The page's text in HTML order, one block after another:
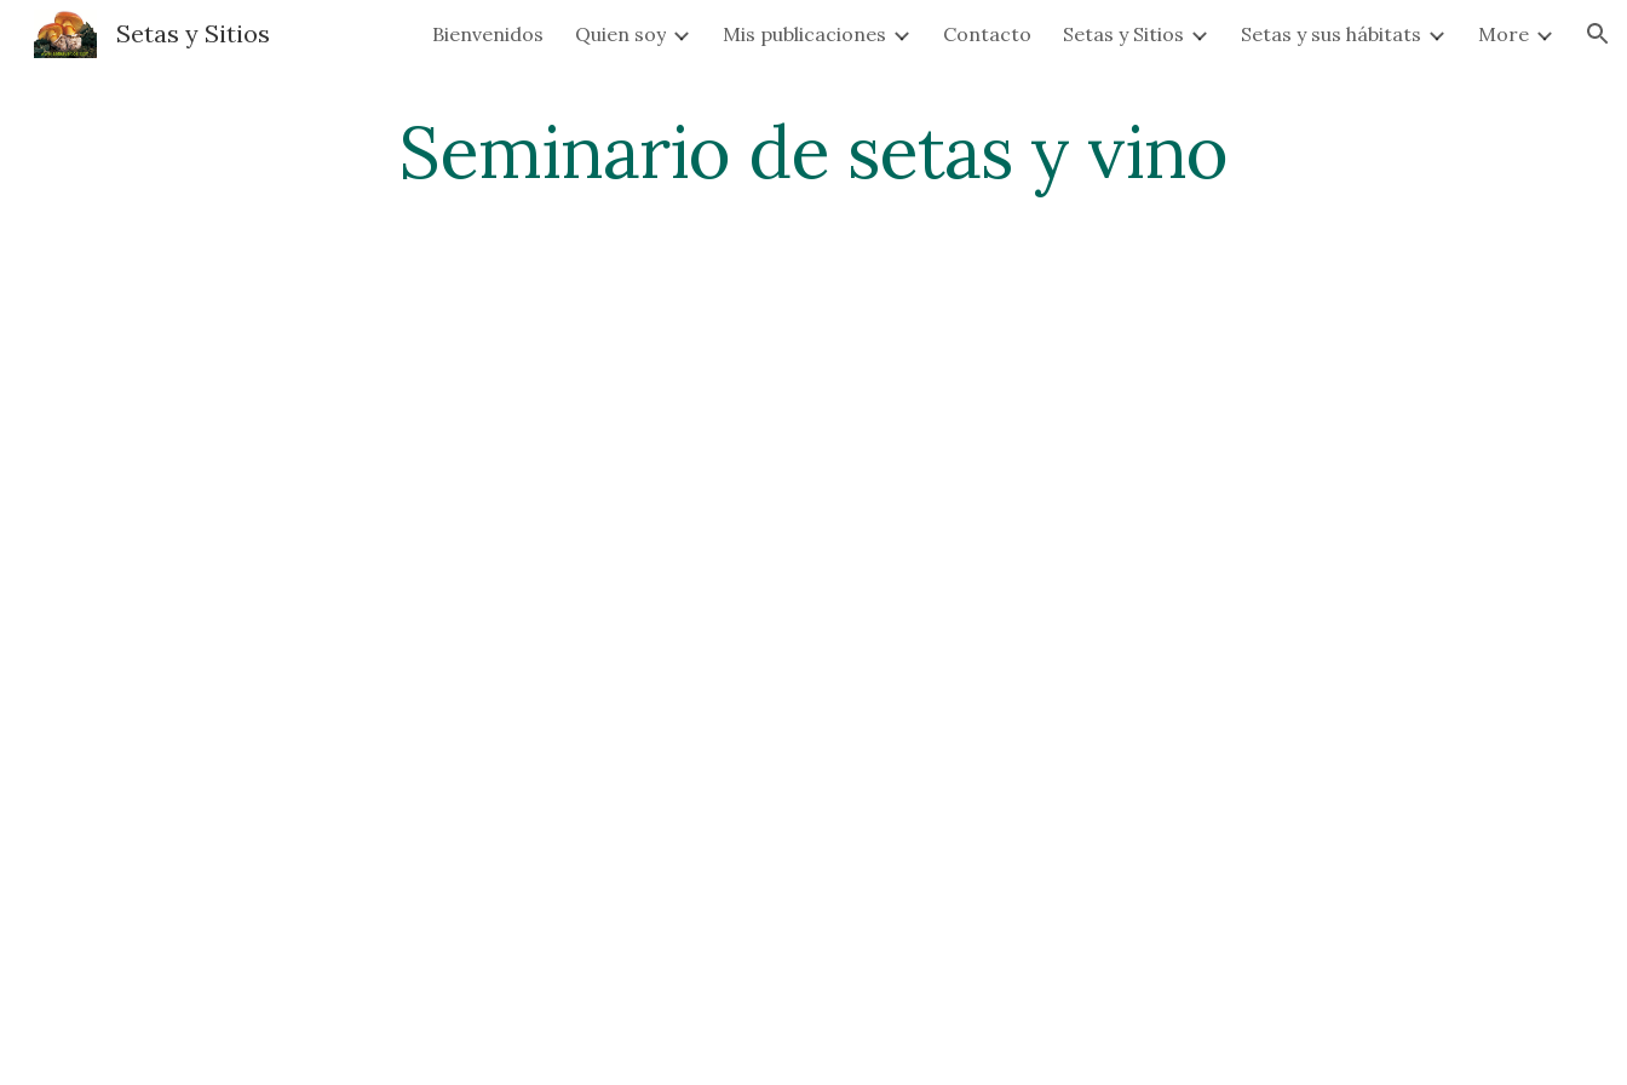
Skip to main content Skip to navigation
Setas y Sitios Bienvenidos Quien soy Mis publicaciones Contacto Setas y Sitios Setas y sus hábitats More
Seminario de setas y vino